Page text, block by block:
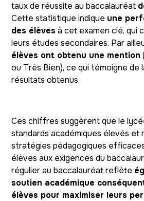
taux de réussite au baccalauréat
Cette statistique indique une
des élèves à cet examen clé, qui
leurs études secondaires. Par
élèves ont obtenu une mention
ou Très Bien), ce qui témoigne de
résultats obtenus.
Ces chiffres suggèrent que le
standards académiques élevés
stratégies pédagogiques
élèves aux exigences du
régulier au baccalauréat reflète
soutien académique
élèves pour maximiser leurs